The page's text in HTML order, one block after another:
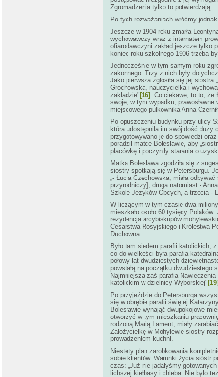
Zgromadzenia tylko to potwierdzają.
Po tych rozważaniach wróćmy
Jeszcze w 1904 roku zmarła
wychowawczy wraz z internatem
ofiarodawczyni zakład jeszcze tylko
koniec roku szkolnego 1906 trzeba
Jednocześnie w tym samym roku
zakonnego. Trzy z nich były
Jako pierwsza zgłosiła się jej
Grochowska, nauczycielka i
zakładzie" [16] . Co ciekawe, to to, że
swoje, w tym wypadku,
miejscowego pułkownika Anna
Po opuszczeniu budynku przy ulicy
która udostępniła im swój dość
przygotowywano je do spowiedzi
poradził matce Bolesławie, aby
placówkę i poczyniły starania o
Matka Bolesława zgodziła się z
siostry spotkają się w Petersburgu.
„- Łucja Czechowska, miała
przyrodniczy], druga natomiast -
Szkole Języków Obcych, a trzecia -
W liczącym w tym czasie dwa
mieszkało około 60 tysięcy
rezydencja arcybiskupów
Cesarstwa Rosyjskiego i Królestwa
Duchowna.
Było tam siedem parafii katolickich,
co do wielkości była parafia
połowy lat dwudziestych
powstałą na początku dwudziestego
Najmniejsza zaś parafia
katolickim w dzielnicy Wyborskiej" [19]
Po przyjeździe do Petersburga
się w obrębie parafii świętej
Bolesławie wynająć dwupokojowe
otworzyć w tym mieszkaniu
rodzoną Marią Lament, miały
Założycielkę w Mohylewie siostry
prowadzeniem kuchni.
Niestety plan zarobkowania
sobie klientów. Warunki życia sióstr
czas: „Już nie jadałyśmy
lichszej kiełbasy i chleba. Nie było